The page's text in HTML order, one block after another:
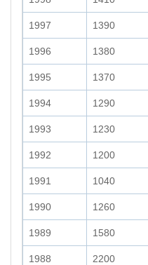
1997 1390
1996 1380
1995 1370
1994 1290
1993 1230
1992 1200
1991 1040
1990 1260
1989 1580
1988 2200